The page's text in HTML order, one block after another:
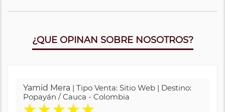
¿QUE OPINAN SOBRE NOSOTROS?
Yamid Mera | Tipo Venta: Sitio Web | Destino:
Popayán / Cauca - Colombia